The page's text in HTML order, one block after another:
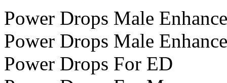
Power Drops Male
Power Drops Male
Power Drops For ED